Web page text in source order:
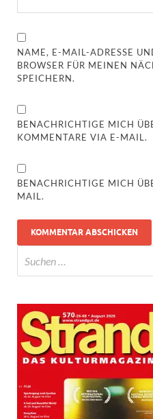
NAME, E-MAIL-ADRESSE
BROWSER FÜR MEINEN
SPEICHERN.
BENACHRICHTIGE MICH
KOMMENTARE VIA E-MAIL.
BENACHRICHTIGE MICH
MAIL.